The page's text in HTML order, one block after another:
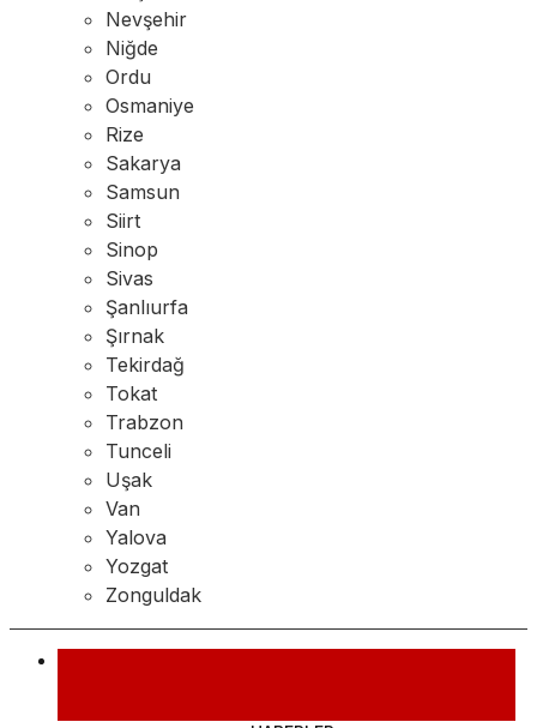
Nevşehir
Niğde
Ordu
Osmaniye
Rize
Sakarya
Samsun
Siirt
Sinop
Sivas
Şanlıurfa
Şırnak
Tekirdağ
Tokat
Trabzon
Tunceli
Uşak
Van
Yalova
Yozgat
Zonguldak